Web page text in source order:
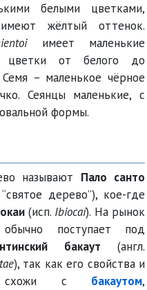
белыми цветками,
жёлтый оттенок.
имеет маленькие
цветки от белого до
– маленькое чёрное
Сеянцы маленькие, с
формы.
называют Пало санто
дерево”), кое-где
(исп. Ibiocaí). На рынок
поступает под
бакаут (англ.
), так как его свойства и
схожи с бакаутом,